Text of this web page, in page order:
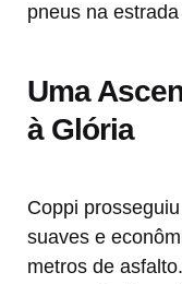
pneus na
Uma
à Glória
Coppi
suaves e
metros de